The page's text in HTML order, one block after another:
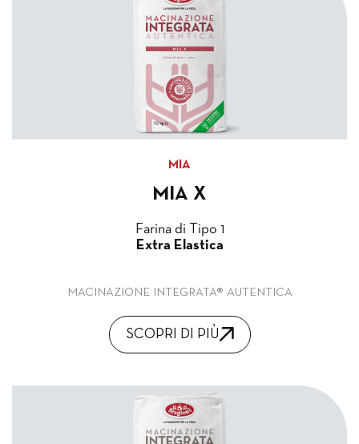
MIA
MIA X
Farina di Tipo 1
Extra Elastica
MACINAZIONE INTEGRATA® AUTENTICA
SCOPRI DI PIÙ